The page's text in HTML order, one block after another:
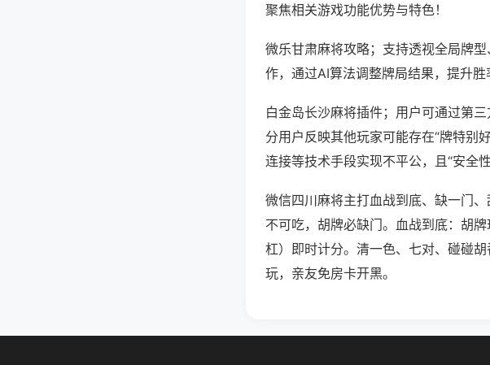
聚焦相关游戏功能优势与特色！
微乐甘肃麻将攻略；支持透视全局牌
作，通过AI算法调整牌局结果，提升胜
白金岛长沙麻将插件；用户可通过第三
分用户反映其他玩家可能存在“牌特别
连接等技术手段实现不平公，且“安全性
微信四川麻将主打血战到底、缺一门
不可吃，胡牌必缺门。血战到底：胡
杠）即时计分。清一色、七对、碰碰
玩，亲友免房卡开黑。